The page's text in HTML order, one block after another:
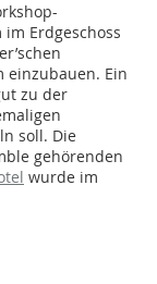
Erd­ge­schoss
einzubauen. Ein
zu der
soll. Die
gehörenden
wurde im